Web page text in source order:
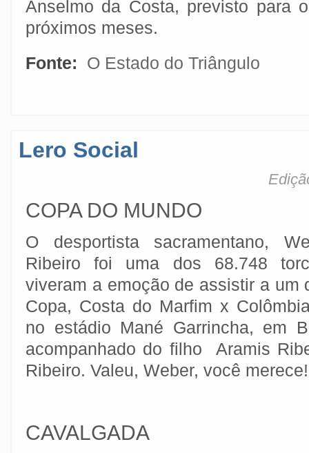
Anselmo da Costa, previsto para
próximos meses.
Fonte:
O Estado do Triângulo
Lero Social
COPA DO MUNDO
O desportista sacramentano,
Ribeiro foi uma dos 68.748
viveram a emoção de assistir a um
Copa, Costa do Marfim x
no estádio Mané Garrincha, em
acompanhado do filho Aramis
Ribeiro. Valeu, Weber, você merece!
CAVALGADA